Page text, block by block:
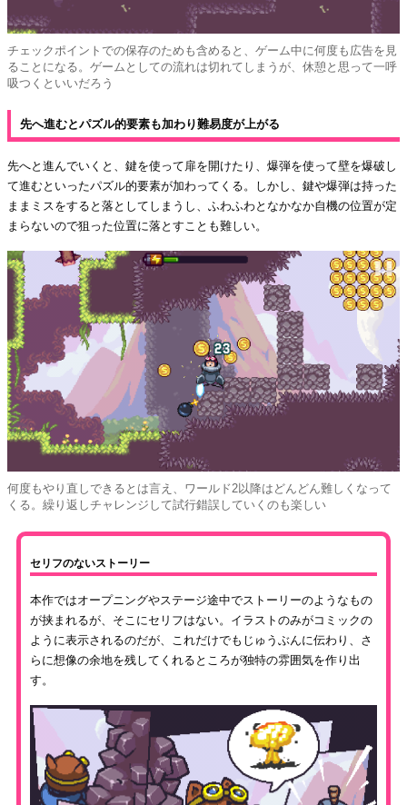
チェックポイントでの保存のためも含めると、ゲーム中に何度も広告を見
ることになる。ゲームとしての流れは切れてしまうが、休憩と思って一呼
吸つくといいだろう
先へ進むとパズル的要素も加わり難易度が上がる
先へと進んでいくと、鍵を使って扉を開けたり、爆弾を使って壁を爆破し
て進むといったパズル的要素が加わってくる。しかし、鍵や爆弾は持った
ままミスをすると落としてしまうし、ふわふわとなかなか自機の位置が定
まらないので狙った位置に落とすことも難しい。
何度もやり直しできるとは言え、ワールド2以降はどんどん難しくなって
くる。繰り返しチャレンジして試行錯誤していくのも楽しい
セリフのないストーリー
本作ではオープニングやステージ途中でストーリーのようなもの
が挟まれるが、そこにセリフはない。イラストのみがコミックの
ように表示されるのだが、これだけでもじゅうぶんに伝わり、さ
らに想像の余地を残してくれるところが独特の雰囲気を作り出
す。